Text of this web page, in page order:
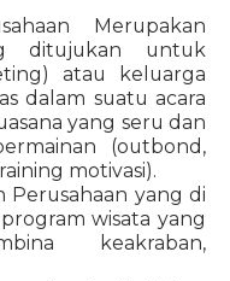
Merupakan
ditujukan untuk
atau keluarga
dalam suatu acara
yang seru dan
(outbond,
motivasi).
Perusahaan yang di
wisata yang
keakraban,